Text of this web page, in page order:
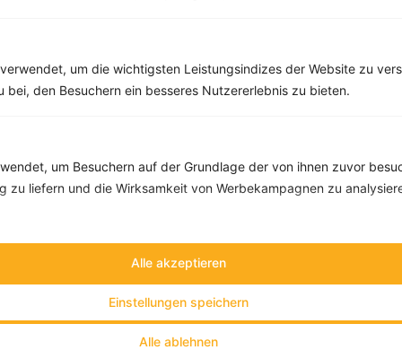
um die wichtigsten Leistungsindizes der Website zu
bei, den Besuchern ein besseres Nutzererlebnis zu bieten.
um Besuchern auf der Grundlage der von ihnen zuvor
zu liefern und die Wirksamkeit von Werbekampagnen zu
Alle ablehnen
Einstellungen speichern
Alle akzeptieren
Rezepte mit 300 bis 400 kcal
Eiweiß:17 g
Kohlehydrate: